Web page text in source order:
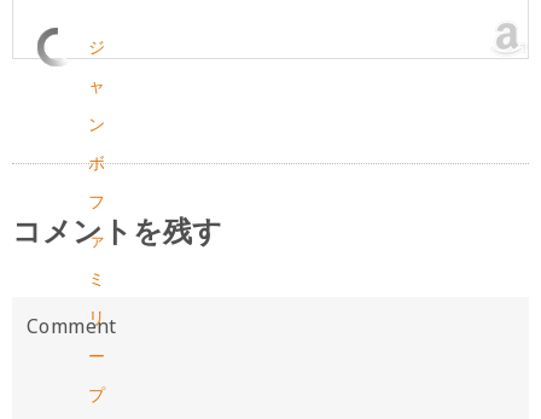
ジ
ャ
ン
ボ
フ
ァ
ミ
リ
ー
プ
コメントを残す